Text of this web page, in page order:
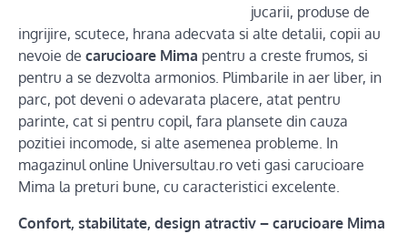
jucarii, produse de
ingrijire, scutece, hrana adecvata si alte detalii, copii au
nevoie de carucioare Mima pentru a creste frumos, si
pentru a se dezvolta armonios. Plimbarile in aer liber, in
parc, pot deveni o adevarata placere, atat pentru
parinte, cat si pentru copil, fara plansete din cauza
pozitiei incomode, si alte asemenea probleme. In
magazinul online Universultau.ro veti gasi carucioare
Mima la preturi bune, cu caracteristici excelente.
Confort, stabilitate, design atractiv – carucioare Mima